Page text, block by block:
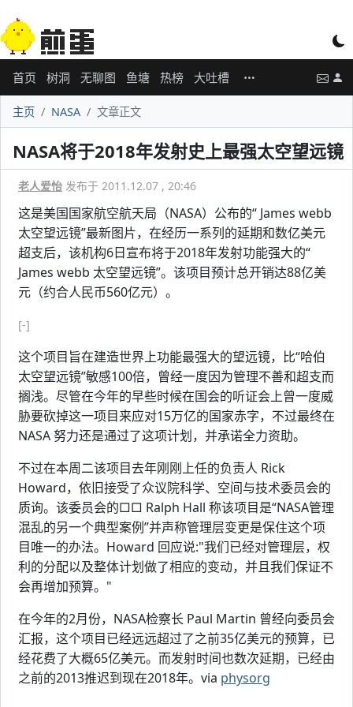
首页 树洞 无聊图 鱼塘 热榜 大吐槽
主页 NASA 文章正文
NASA将于2018年发射史上最强太空望远镜
老人爱怡 发布于 2011.12.07 , 20:46
这是美国国家航空航天局（NASA）公布的“ James webb
太空望远镜”最新图片，在经历一系列的延期和数亿美元
超支后，该机构6日宣布将于2018年发射功能强大的“
James webb 太空望远镜”。该项目预计总开销达88亿美
元（约合人民币560亿元）。
[-]
这个项目旨在建造世界上功能最强大的望远镜，比“哈伯
太空望远镜”敏感100倍，曾经一度因为管理不善和超支而
搁浅。尽管在今年的早些时候在国会的听证会上曾一度威
胁要砍掉这一项目来应对15万亿的国家赤字，不过最终在
NASA 努力还是通过了这项计划，并承诺全力资助。
不过在本周二该项目去年刚刚上任的负责人 Rick
Howard，依旧接受了众议院科学、空间与技术委员会的
质询。该委员会的□□ Ralph Hall 称该项目是“NASA管理
混乱的另一个典型案例”并声称管理层变更是保住这个项
目唯一的办法。Howard 回应说:"我们已经对管理层，权
利的分配以及整体计划做了相应的变动，并且我们保证不
会再增加预算。"
在今年的2月份，NASA检察长 Paul Martin 曾经向委员会
汇报，这个项目已经远远超过了之前35亿美元的预算，已
经花费了大概65亿美元。而发射时间也数次延期，已经由
之前的2013推迟到现在2018年。via physorg